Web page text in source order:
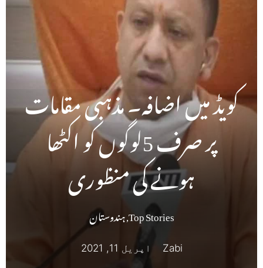
کویڈ میں اضافہ۔ مذہبی مقامات
پر صرف 5لوگوں کو اکٹھا
ہونے کی منظوری
Top Stories
,ہندوستان
Zabi اپریل 11, 2021